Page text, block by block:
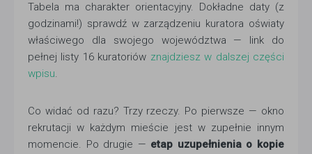
Tabela ma charakter orientacyjny. Dokładne daty (z
godzinami!) sprawdź w zarządzeniu kuratora oświaty
właściwego dla swojego województwa — link do
pełnej listy 16 kuratoriów znajdziesz w dalszej części
wpisu.
Co widać od razu? Trzy rzeczy. Po pierwsze — okno
rekrutacji w każdym mieście jest w zupełnie innym
momencie. Po drugie — etap uzupełnienia o kopie